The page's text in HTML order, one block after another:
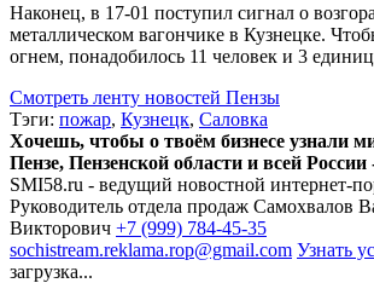
Наконец, в 17-01 поступил сигнал о
металлическом вагончике в Кузнецке.
огнем, понадобилось 11 человек и 3
Смотреть ленту новостей Пензы
Тэги: пожар, Кузнецк, Саловка
Хочешь, чтобы о твоём бизнесе узнали
Пензе, Пензенской области и всей
SMI58.ru - ведущий новостной интернет-
Руководитель отдела продаж Самохвалов
Викторович +7 (999) 784-45-35
sochistream.reklama.rop@gmail.com Узнать
загрузка...